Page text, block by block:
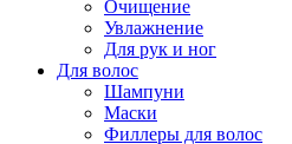
Очищение
Увлажнение
Для рук и ног
Для волос
Шампуни
Маски
Филлеры для волос